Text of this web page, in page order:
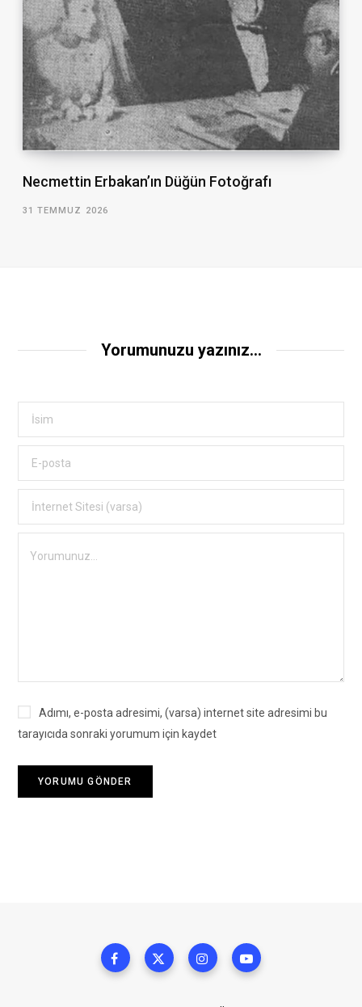
Necmettin Erbakan’ın Düğün Fotoğrafı
31 TEMMUZ 2026
Yorumunuzu yazınız...
Adımı, e-posta adresimi, (varsa) internet site adresimi bu
tarayıcıda sonraki yorumum için kaydet